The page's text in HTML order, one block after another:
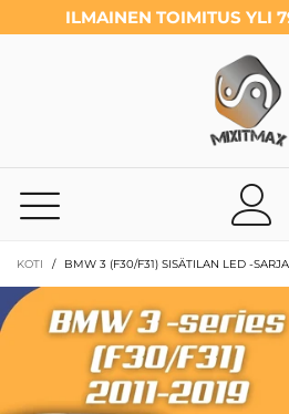
ILMAINEN TOIMITUS YLI
KOTI / BMW 3 (F30/F31) SISÄTILAN LED -